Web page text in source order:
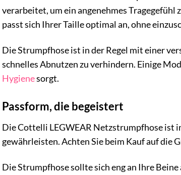
verarbeitet, um ein angenehmes
passt sich Ihrer Taille optimal an, ohne
Die Strumpfhose ist in der Regel mit einer
schnelles Abnutzen zu verhindern. Einige
Hygienesorgt.
Passform, die begeistert
Die Cottelli LEGWEAR Netzstrumpfhose ist
gewährleisten. Achten Sie beim Kauf auf die
Die Strumpfhose sollte sich eng an Ihre